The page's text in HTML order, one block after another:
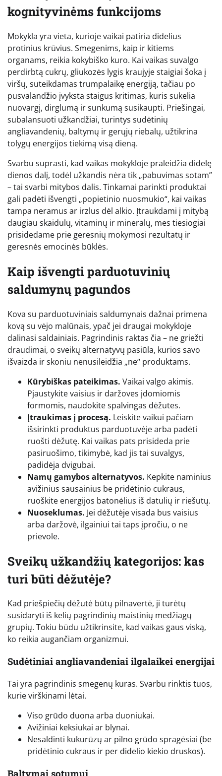
kognityvinėms funkcijoms
Mokykla yra vieta, kurioje vaikai patiria didelius
protinius krūvius. Smegenims, kaip ir kitiems
organams, reikia kokybiško kuro. Kai vaikas suvalgo
perdirbtą cukrų, gliukozės lygis kraujyje staigiai šoka į
viršų, suteikdamas trumpalaikę energiją, tačiau po
pusvalandžio įvyksta staigus kritimas, kuris sukelia
nuovargį, dirglumą ir sunkumą susikaupti. Priešingai,
subalansuoti užkandžiai, turintys sudėtinių
angliavandenių, baltymų ir gerųjų riebalų, užtikrina
tolygų energijos tiekimą visą dieną.
Svarbu suprasti, kad vaikas mokykloje praleidžia didelę
dienos dalį, todėl užkandis nėra tik „pabuvimas sotam”
– tai svarbi mitybos dalis. Tinkamai parinkti produktai
gali padėti išvengti „popietinio nuosmukio“, kai vaikas
tampa neramus ar irzlus dėl alkio. Įtraukdami į mitybą
daugiau skaidulų, vitaminų ir mineralų, mes tiesiogiai
prisidedame prie geresnių mokymosi rezultatų ir
geresnės emocinės būklės.
Kaip išvengti parduotuvinių
saldumynų pagundos
Kova su parduotuviniais saldumynais dažnai primena
kovą su vėjo malūnais, ypač jei draugai mokykloje
dalinasi saldainiais. Pagrindinis raktas čia – ne griežti
draudimai, o sveikų alternatyvų pasiūla, kurios savo
išvaizda ir skoniu nenusileidžia „ne“ produktams.
Kūrybiškas pateikimas. Vaikai valgo akimis.
Pjaustykite vaisius ir daržoves įdomiomis
formomis, naudokite spalvingas dėžutes.
Įtraukimas į procesą. Leiskite vaikui pačiam
išsirinkti produktus parduotuvėje arba padėti
ruošti dėžutę. Kai vaikas pats prisideda prie
pasiruošimo, tikimybė, kad jis tai suvalgys,
padidėja dvigubai.
Namų gamybos alternatyvos. Kepkite naminius
avižinius sausainius be pridėtinio cukraus,
ruoškite energijos batonėlius iš datulių ir riešutų.
Nuoseklumas. Jei dėžutėje visada bus vaisius
arba daržovė, ilgainiui tai taps įpročiu, o ne
prievole.
Sveikų užkandžių kategorijos: kas
turi būti dėžutėje?
Kad priešpiečių dėžutė būtų pilnavertė, ji turėtų
susidaryti iš kelių pagrindinių maistinių medžiagų
grupių. Tokiu būdu užtikrinsite, kad vaikas gaus viską,
ko reikia augančiam organizmui.
Sudėtiniai angliavandeniai ilgalaikei energijai
Tai yra pagrindinis smegenų kuras. Svarbu rinktis tuos,
kurie virškinami lėtai.
Viso grūdo duona arba duoniukai.
Avižiniai keksiukai ar blynai.
Nesaldinti kukurūzų ar pilno grūdo spragėsiai (be
pridėtinio cukraus ir per didelio kiekio druskos).
Baltymai sotumui